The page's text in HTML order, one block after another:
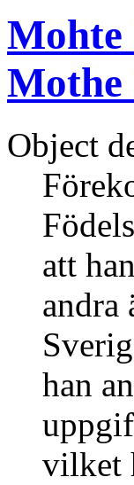
Mohte
Mothe
Object
att
andra
han
vilket